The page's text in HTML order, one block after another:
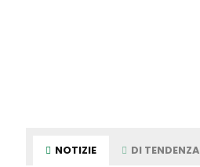
NOTIZIE DI TENDENZA